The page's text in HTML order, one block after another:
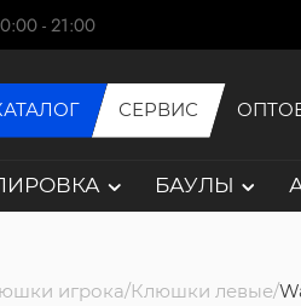
- 21:00
СЕРВИС
БАУЛЫ
игрока Клюшки левые